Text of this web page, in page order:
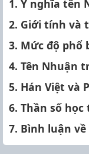
1. Ý nghĩa tên
2. Giới tính và
3. Mức độ phổ
4. Tên Nhuận
5. Hán Việt và
6. Thần số
7. Bình luận